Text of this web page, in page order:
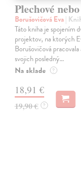
Plechové nebo
Borušovičová Eva|
Táto kniha je spojením
projektov, na ktorých
Borušovičová pracovala
svojich posledný...
Na sklade ?
18,91 €
19,90 € ?